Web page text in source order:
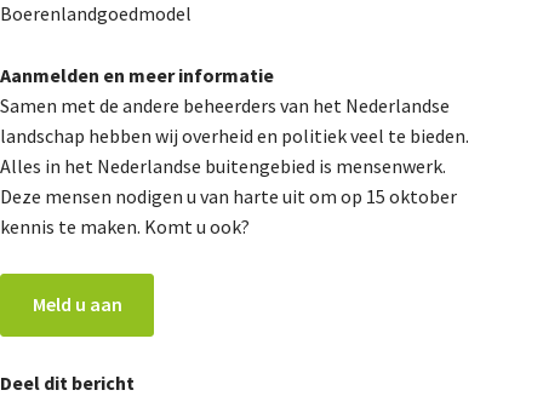
Boerenlandgoedmodel
Aanmelden en meer informatie
Samen met de andere beheerders van het Nederlandse
landschap hebben wij overheid en politiek veel te bieden.
Alles in het Nederlandse buitengebied is mensenwerk.
Deze mensen nodigen u van harte uit om op 15 oktober
kennis te maken. Komt u ook?
Meld u aan
Deel dit bericht